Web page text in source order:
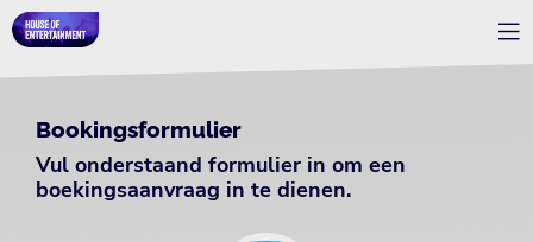
Bookingsformulier
Vul onderstaand formulier in om een
boekingsaanvraag in te dienen.